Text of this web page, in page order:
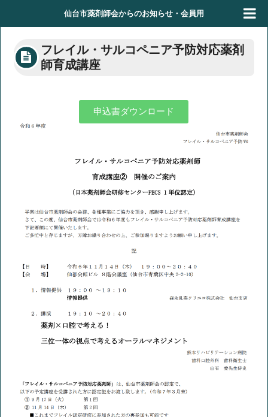
仙台市薬剤師会からのお知らせ・会員用
フレイル・サルコペニア予防対応薬剤
師育成講座
申込書ダウンロード